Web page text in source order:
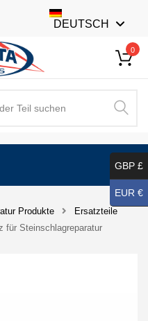
DEUTSCH
0
Produkte
Ersatzteile
für Steinschlagreparatur
GBP £
EUR €